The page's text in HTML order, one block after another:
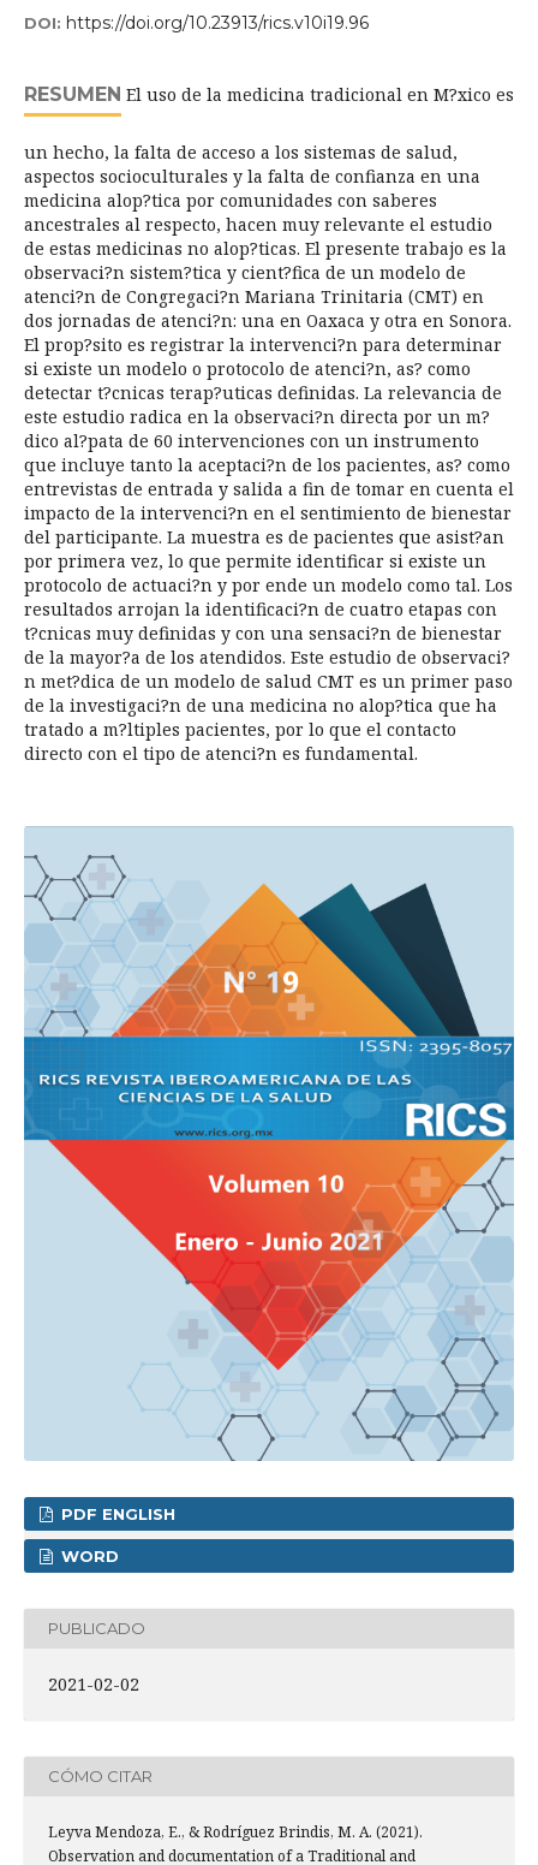
DOI: https://doi.org/10.23913/rics.v10i19.96
RESUMEN El uso de la medicina tradicional en M?xico es
un hecho, la falta de acceso a los sistemas de salud,
aspectos socioculturales y la falta de confianza en una
medicina alop?tica por comunidades con saberes
ancestrales al respecto, hacen muy relevante el estudio
de estas medicinas no alop?ticas. El presente trabajo es la
observaci?n sistem?tica y cient?fica de un modelo de
atenci?n de Congregaci?n Mariana Trinitaria (CMT) en
dos jornadas de atenci?n: una en Oaxaca y otra en Sonora.
El prop?sito es registrar la intervenci?n para determinar
si existe un modelo o protocolo de atenci?n, as? como
detectar t?cnicas terap?uticas definidas. La relevancia de
este estudio radica en la observaci?n directa por un m?
dico al?pata de 60 intervenciones con un instrumento
que incluye tanto la aceptaci?n de los pacientes, as? como
entrevistas de entrada y salida a fin de tomar en cuenta el
impacto de la intervenci?n en el sentimiento de bienestar
del participante. La muestra es de pacientes que asist?an
por primera vez, lo que permite identificar si existe un
protocolo de actuaci?n y por ende un modelo como tal. Los
resultados arrojan la identificaci?n de cuatro etapas con
t?cnicas muy definidas y con una sensaci?n de bienestar
de la mayor?a de los atendidos. Este estudio de observaci?
n met?dica de un modelo de salud CMT es un primer paso
de la investigaci?n de una medicina no alop?tica que ha
tratado a m?ltiples pacientes, por lo que el contacto
directo con el tipo de atenci?n es fundamental.
PDF ENGLISH
WORD
PUBLICADO
2021-02-02
CÓMO CITAR
Leyva Mendoza, E., & Rodríguez Brindis, M. A. (2021).
Observation and documentation of a Traditional and